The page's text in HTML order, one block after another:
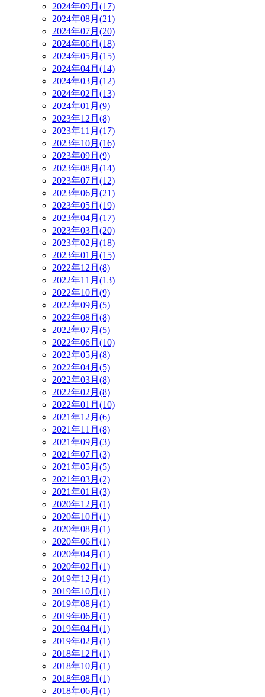
2024年09月(17)
2024年08月(21)
2024年07月(20)
2024年06月(18)
2024年05月(15)
2024年04月(14)
2024年03月(12)
2024年02月(13)
2024年01月(9)
2023年12月(8)
2023年11月(17)
2023年10月(16)
2023年09月(9)
2023年08月(14)
2023年07月(12)
2023年06月(21)
2023年05月(19)
2023年04月(17)
2023年03月(20)
2023年02月(18)
2023年01月(15)
2022年12月(8)
2022年11月(13)
2022年10月(9)
2022年09月(5)
2022年08月(8)
2022年07月(5)
2022年06月(10)
2022年05月(8)
2022年04月(5)
2022年03月(8)
2022年02月(8)
2022年01月(10)
2021年12月(6)
2021年11月(8)
2021年09月(3)
2021年07月(3)
2021年05月(5)
2021年03月(2)
2021年01月(3)
2020年12月(1)
2020年10月(1)
2020年08月(1)
2020年06月(1)
2020年04月(1)
2020年02月(1)
2019年12月(1)
2019年10月(1)
2019年08月(1)
2019年06月(1)
2019年04月(1)
2019年02月(1)
2018年12月(1)
2018年10月(1)
2018年08月(1)
2018年06月(1)